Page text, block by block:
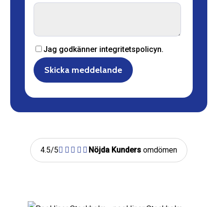
Jag godkänner integritetspolicyn.
reviews
4.5/5 Nöjda Kunders omdömen